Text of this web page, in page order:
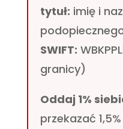
tytuł: imię i
SWIFT:
granicy)
Oddaj 1%
przekazać